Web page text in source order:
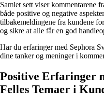
Samlet sett viser kommentarene
både positive og negative
tilbakemeldingene fra kundene
og sikre at alle får en god
Har du erfaringer med Sephora
dine tanker og meninger i
Positive Erfaringer
Felles Temaer i